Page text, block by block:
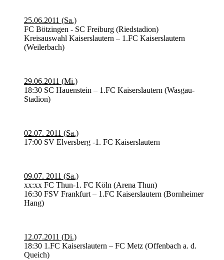
25.06.2011 (Sa.)
FC Bötzingen - SC Freiburg (Riedstadion)
Kreisauswahl Kaiserslautern – 1.FC Kaiserslautern
(Weilerbach)
29.06.2011 (Mi.)
18:30 SC Hauenstein – 1.FC Kaiserslautern (Wasgau-
Stadion)
02.07. 2011 (Sa.)
17:00 SV Elversberg -1. FC Kaiserslautern
09.07. 2011 (Sa.)
xx:xx FC Thun-1. FC Köln (Arena Thun)
16:30 FSV Frankfurt – 1.FC Kaiserslautern (Bornheimer
Hang)
12.07.2011 (Di.)
18:30 1.FC Kaiserslautern – FC Metz (Offenbach a. d.
Queich)